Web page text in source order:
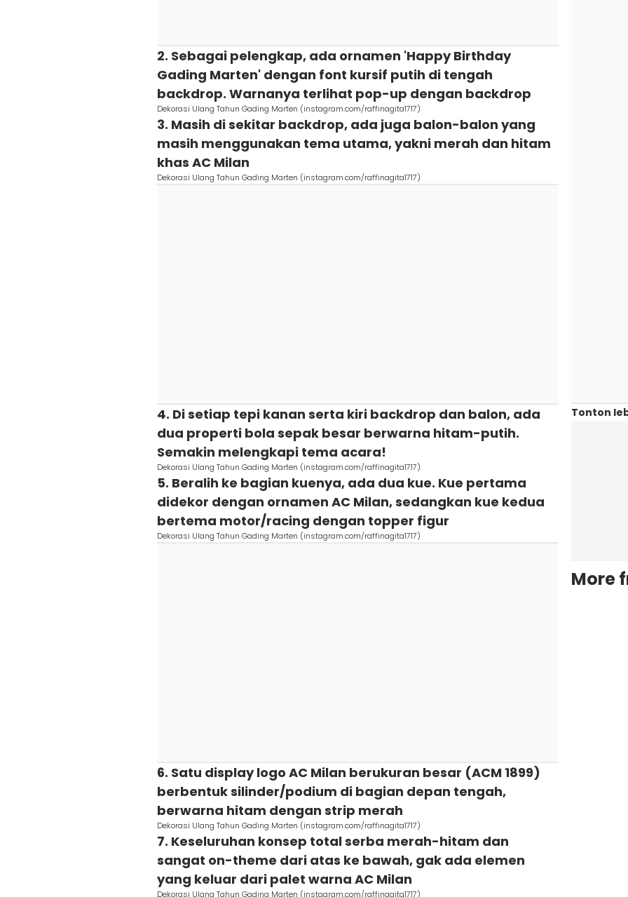
2. Sebagai pelengkap, ada ornamen 'Happy Birthday
Gading Marten' dengan font kursif putih di tengah
backdrop. Warnanya terlihat pop-up dengan backdrop
Dekorasi Ulang Tahun Gading Marten (instagram.com/raffinagita1717)
3. Masih di sekitar backdrop, ada juga balon-balon yang
masih menggunakan tema utama, yakni merah dan hitam
khas AC Milan
Dekorasi Ulang Tahun Gading Marten (instagram.com/raffinagita1717)
4. Di setiap tepi kanan serta kiri backdrop dan balon, ada
dua properti bola sepak besar berwarna hitam-putih.
Semakin melengkapi tema acara!
Dekorasi Ulang Tahun Gading Marten (instagram.com/raffinagita1717)
5. Beralih ke bagian kuenya, ada dua kue. Kue pertama
didekor dengan ornamen AC Milan, sedangkan kue kedua
bertema motor/racing dengan topper figur
Dekorasi Ulang Tahun Gading Marten (instagram.com/raffinagita1717)
6. Satu display logo AC Milan berukuran besar (ACM 1899)
berbentuk silinder/podium di bagian depan tengah,
berwarna hitam dengan strip merah
Dekorasi Ulang Tahun Gading Marten (instagram.com/raffinagita1717)
7. Keseluruhan konsep total serba merah-hitam dan
sangat on-theme dari atas ke bawah, gak ada elemen
yang keluar dari palet warna AC Milan
Dekorasi Ulang Tahun Gading Marten (instagram.com/raffinagita1717)
Tonton
More